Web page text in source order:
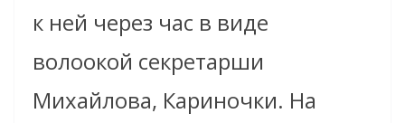
к ней через час в виде
волоокой секретарши
Михайлова, Кариночки. На